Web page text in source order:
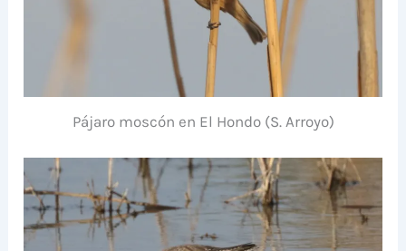
Pájaro moscón en El Hondo (S. Arroyo)